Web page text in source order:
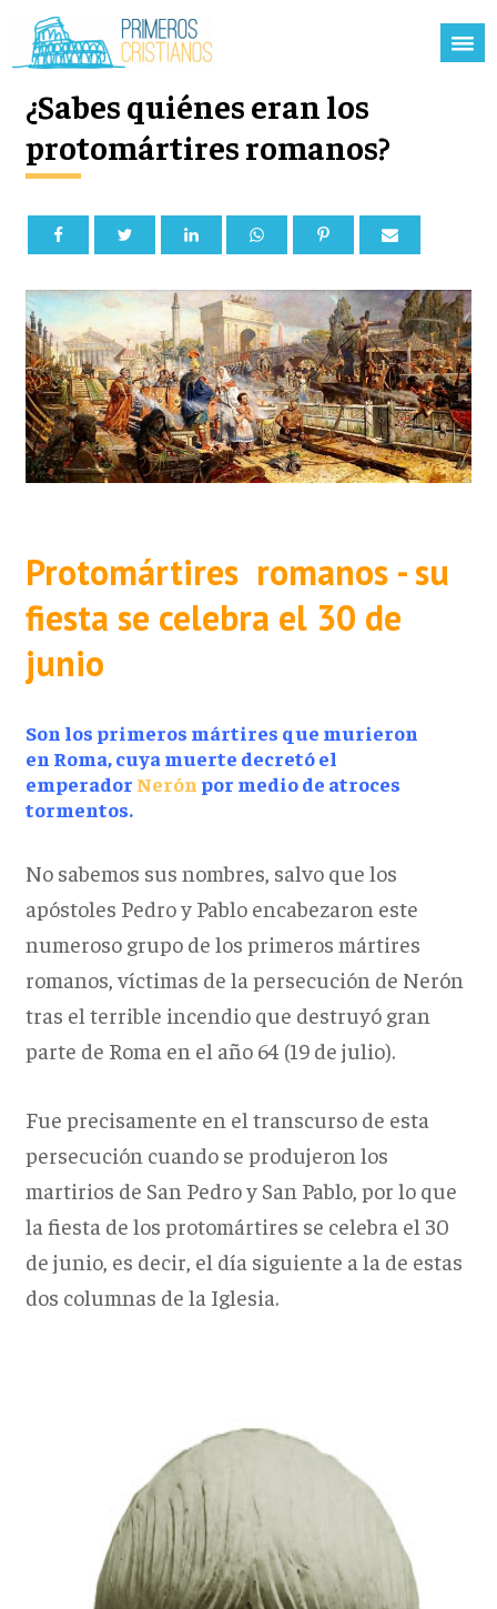
¿Sabes quiénes eran los
protomártires romanos?
Protomártires romanos - su
fiesta se celebra el 30 de
junio
Son los primeros mártires que murieron
en Roma, cuya muerte decretó el
emperador Nerón por medio de atroces
tormentos.
No sabemos sus nombres, salvo que los
apóstoles Pedro y Pablo encabezaron este
numeroso grupo de los primeros mártires
romanos, víctimas de la persecución de Nerón
tras el terrible incendio que destruyó gran
parte de Roma en el año 64 (19 de julio).
Fue precisamente en el transcurso de esta
persecución cuando se produjeron los
martirios de San Pedro y San Pablo, por lo que
la fiesta de los protomártires se celebra el 30
de junio, es decir, el día siguiente a la de estas
dos columnas de la Iglesia.